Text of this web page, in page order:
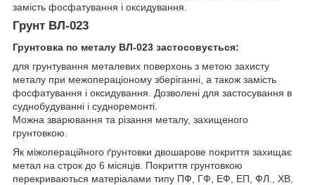
замість фосфатування і оксидування.
Грунт ВЛ-023
Грунтовка по металу ВЛ-023 застосовується:
для грунтування металевих поверхонь з метою захисту
металу при межопераціоному зберіганні, а також замість
фосфатування і оксидування. Дозволені для застосування в
суднобудуванні і судноремонті.
Можна зварювання та різання металу, захищеного
грунтовкою.
Як міжопераційного ґрунтовки двошарове покриття захищає
метал на строк до 6 місяців. Покриття грунтовкою
перекриваються матеріалами типу ПФ, ГФ, ЕФ, ЕП, ФЛ., ХВ,